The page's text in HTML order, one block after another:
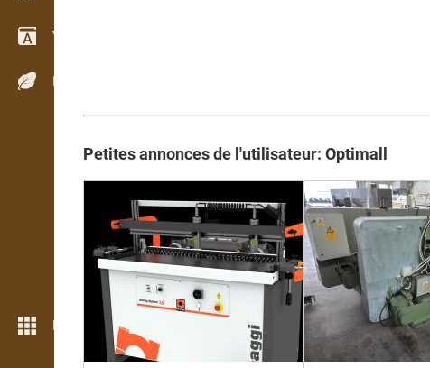
Vocabulaire
Espèces de bois
Plus de fonctions
Petites annonces de l'utilisateur: Optimall